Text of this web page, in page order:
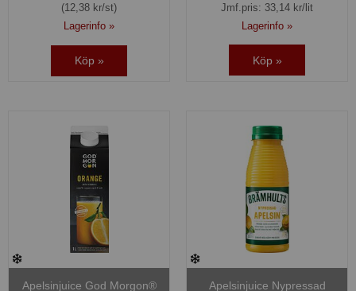
(12,38 kr/st)
Lagerinfo »
Köp »
Jmf.pris: 33,14 kr/lit
Lagerinfo »
Köp »
Apelsinjuice God Morgon®
Apelsinjuice Nypressad